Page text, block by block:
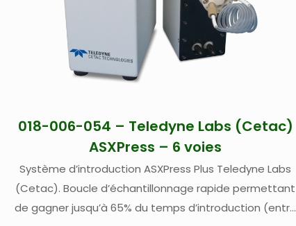
018-006-054 – Teledyne Labs (Cetac)
ASXPress – 6 voies
Système d’introduction ASXPress Plus Teledyne Labs
(Cetac). Boucle d’échantillonnage rapide permettant
de gagner jusqu’à 65% du temps d’introduction (entre